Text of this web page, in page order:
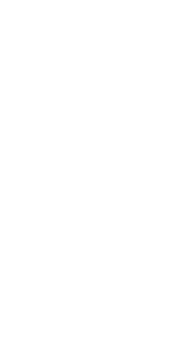
了承ください。
き作成されるも
をご了承くださ
です。
ありません。
です。
ず変更すること
1000ppm以下、
) : 1000ppm、
、
可)を取得する
これらの製造装
通知します。
ムロン制御